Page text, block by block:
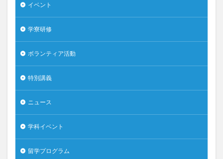
イベント
学寮研修
ボランティア活動
特別講義
ニュース
学科イベント
留学プログラム